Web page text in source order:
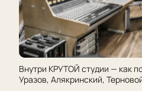
Внутри КРУТОЙ студии — как
Уразов, Алякринский,